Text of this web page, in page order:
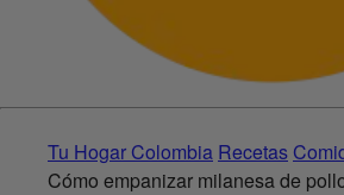
Tu Hogar Colombia Recetas
Cómo empanizar milanesa de